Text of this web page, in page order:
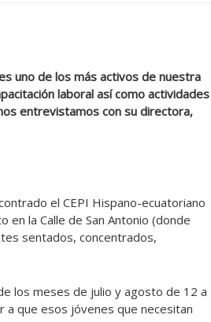
uno de los más activos de nuestra
laboral así como actividades
entrevistamos con su directora,
el CEPI Hispano-ecuatoriano
la Calle de San Antonio (donde
sentados, concentrados,
los meses de julio y agosto de 12 a
a que esos jóvenes que necesitan